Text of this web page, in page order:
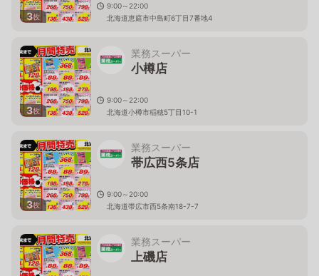
3枚
9:00～22:00
北海道恵庭市中島町6丁目7番地4
3枚
業務スーパー
小樽店
9:00～22:00
北海道小樽市稲穂5丁目10-1
3枚
業務スーパー
帯広西5条店
9:00～20:00
北海道帯広市西5条南18-7-7
業務スーパー
上磯店